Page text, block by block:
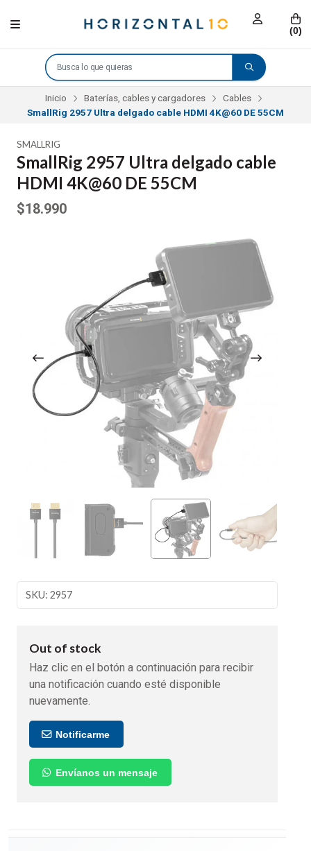
(0)
Inicio Baterías, cables y cargadores
Cables
SmallRig 2957 Ultra delgado cable HDMI 4K@60 DE 55CM
SMALLRIG
SmallRig 2957 Ultra delgado cable
HDMI 4K@60 DE 55CM
$18.990
SKU: 2957
Out of stock
Haz clic en el botón a continuación para recibir
una notificación cuando esté disponible
nuevamente.
Notificarme
Envíanos un mensaje